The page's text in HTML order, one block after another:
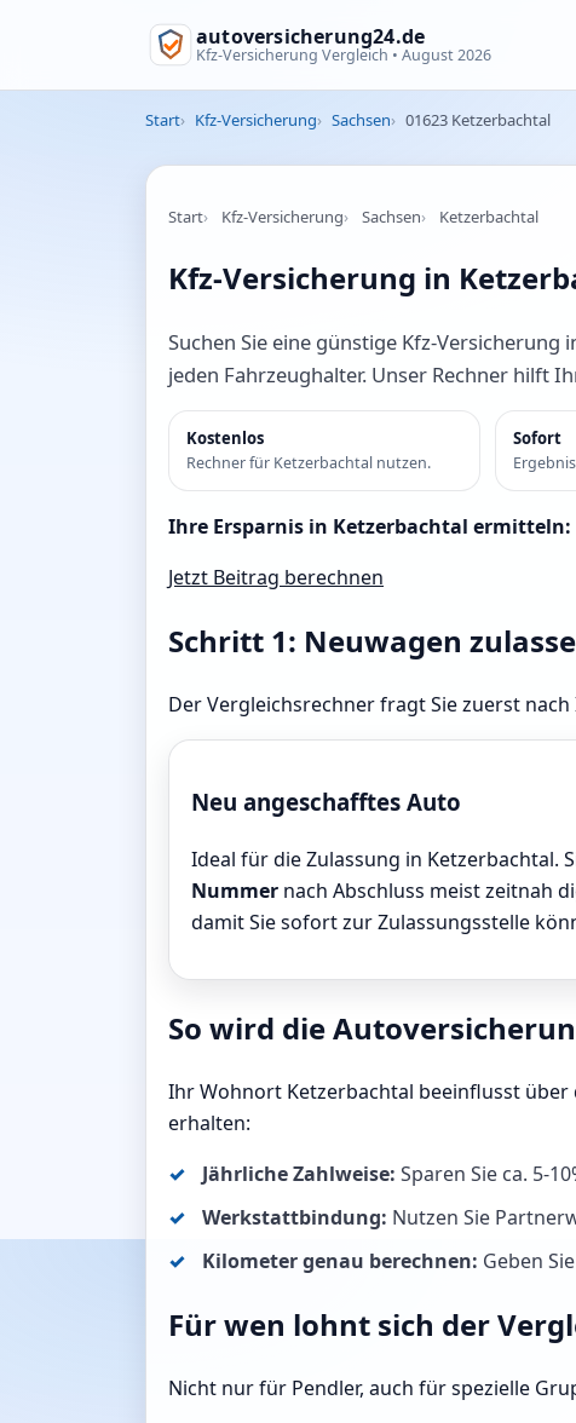
autoversicherung24.de
Kfz-Versicherung Vergleich • August 2026
Start Kfz-Versicherung Sachsen 01623 Ketzerbachtal
Start Kfz-Versicherung Sachsen Ketzerbachtal
Kfz-Versicherung in
Suchen Sie eine günstige Kfz-
jeden Fahrzeughalter. Unser Rechner hilft
Kostenlos
Rechner für Ketzerbachtal nutzen.
Sofort
Ihre Ersparnis in Ketzerbachtal ermitteln:
Jetzt Beitrag berechnen
Schritt 1: Neuwagen
Der Vergleichsrechner fragt Sie zuerst
Neu angeschafftes Auto
Ideal für die Zulassung in Ketzerbachtal.
Nummer nach Abschluss meist zeitnah
damit Sie sofort zur Zulassungsstelle
So wird die
Ihr Wohnort Ketzerbachtal beeinflusst über
erhalten:
Jährliche Zahlweise: Sparen Sie ca. 5-
Werkstattbindung: Nutzen Sie
Kilometer genau berechnen: Geben
Für wen lohnt sich der
Nicht nur für Pendler, auch für spezielle